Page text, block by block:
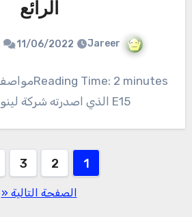
الرائع
Jareer
11/06/2022
E15 الذي اصدرته شركة لينوفو الصينية
1
2
3
الصفحة التالية «